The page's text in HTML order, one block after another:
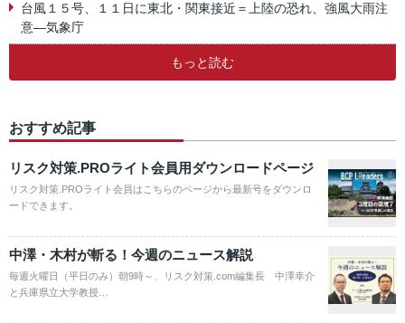
台風１５号、１１日に東北・関東接近＝上陸の恐れ、強風大雨注
意―気象庁
もっと読む
おすすめ記事
リスク対策.PROライト会員用ダウンロードページ
リスク対策.PROライト会員はこちらのページから最新号をダウンロ
ードできます。
中澤・木村が斬る！今週のニュース解説
毎週火曜日（平日のみ）朝9時～、リスク対策.com編集長 中澤幸介
と兵庫県立大学教授…